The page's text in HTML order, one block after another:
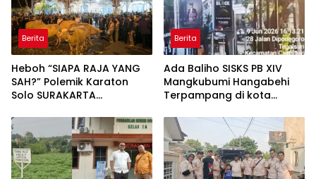
Berita
Heboh “SIAPA RAJA YANG
SAH?” Polemik Karaton
Solo SURAKARTA
Berita
Ada Baliho SISKS PB XIV
Mangkubumi Hangabehi
Terpampang di kota
Membuat Budayawan
Terkejut